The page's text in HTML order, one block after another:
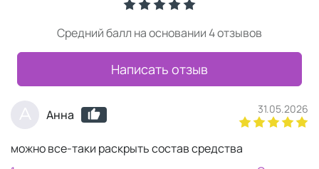
Средний балл на основании 4 отзывов
Написать отзыв
Анна 31.05.2026
можно все-таки раскрыть состав средства